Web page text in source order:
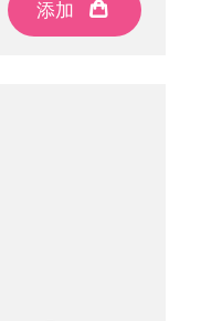
添加
添加
添加